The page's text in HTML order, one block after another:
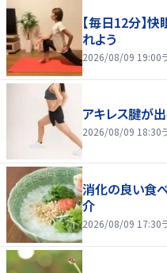
【毎日12分】
れよう
2026/08/09 19:00
アキレス腱が
2026/08/09 18:30
消化の良い食
介
2026/08/09 17:30